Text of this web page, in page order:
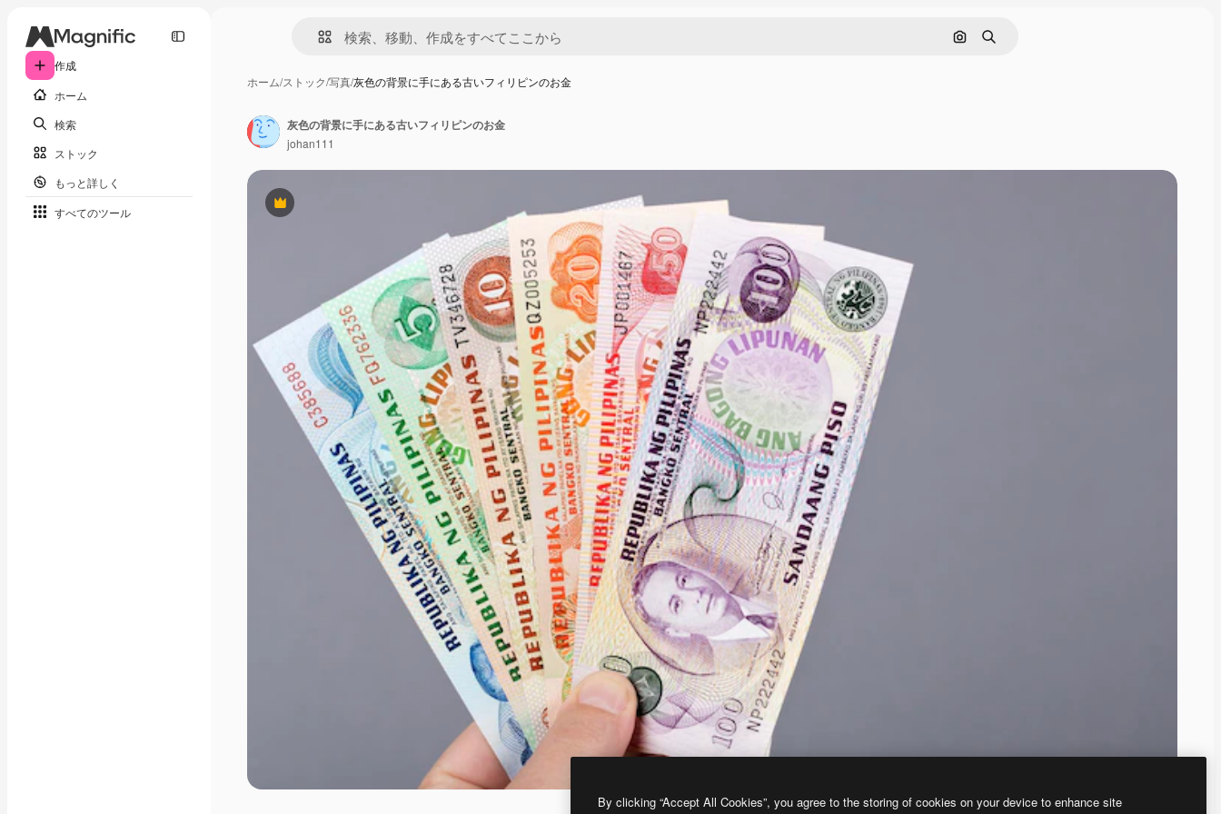
作成
ホーム
検索
ストック
もっと詳しく
すべてのツール
画像で検索
検索
ホーム/ストック/写真/灰色の背景に手にある古いフィリピンのお金
Premium
灰色の背景に手にある古いフィリピンのお金
johan111
By clicking “Accept All Cookies”, you agree to the storing of cookies on your device to enhance site